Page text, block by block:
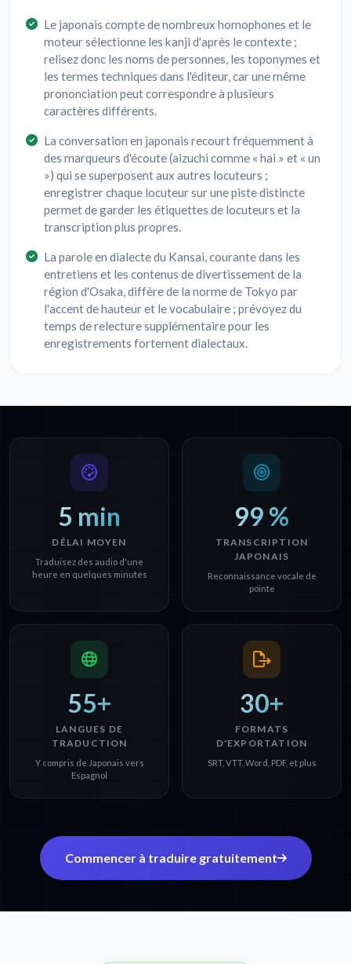
Le japonais compte de nombreux homophones et le
moteur sélectionne les kanji d'après le contexte ;
relisez donc les noms de personnes, les toponymes et
les termes techniques dans l'éditeur, car une même
prononciation peut correspondre à plusieurs
caractères différents.
La conversation en japonais recourt fréquemment à
des marqueurs d'écoute (aizuchi comme « hai » et « un
») qui se superposent aux autres locuteurs ;
enregistrer chaque locuteur sur une piste distincte
permet de garder les étiquettes de locuteurs et la
transcription plus propres.
La parole en dialecte du Kansai, courante dans les
entretiens et les contenus de divertissement de la
région d'Osaka, diffère de la norme de Tokyo par
l'accent de hauteur et le vocabulaire ; prévoyez du
temps de relecture supplémentaire pour les
enregistrements fortement dialectaux.
5 min
DÉLAI MOYEN
Traduisez des audio d'une
heure en quelques minutes
99 %
TRANSCRIPTION
JAPONAIS
Reconnaissance vocale de
pointe
55+
LANGUES DE
TRADUCTION
Y compris de Japonais vers
Espagnol
30+
FORMATS
D'EXPORTATION
SRT, VTT, Word, PDF, et plus
Commencer à traduire gratuitement